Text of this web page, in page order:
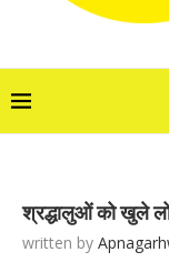
श्रद्धालुओं को खुले
written by